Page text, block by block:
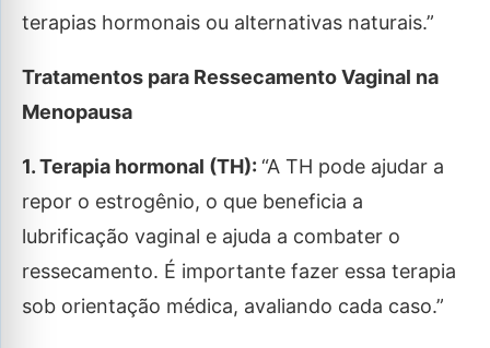
terapias hormonais ou alternativas naturais.”
Tratamentos para Ressecamento Vaginal na
Menopausa
1. Terapia hormonal (TH): “A TH pode ajudar a
repor o estrogênio, o que beneficia a
lubrificação vaginal e ajuda a combater o
ressecamento. É importante fazer essa terapia
sob orientação médica, avaliando cada caso.”